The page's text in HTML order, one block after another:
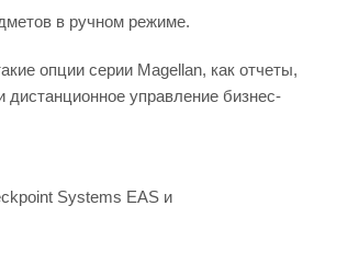
в ручном режиме.
опции серии Magellan, как отчеты,
дистанционное управление бизнес-
Systems EAS и